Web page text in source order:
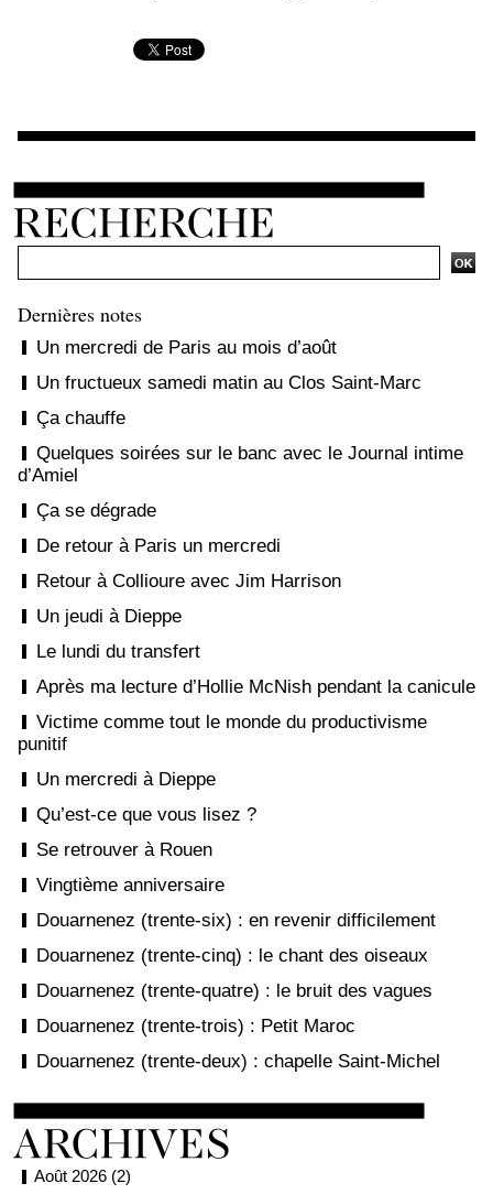
Dernières notes
Un mercredi de Paris au mois d’août
Un fructueux samedi matin au Clos Saint-Marc
Ça chauffe
Quelques soirées sur le banc avec le Journal intime
d’Amiel
Ça se dégrade
De retour à Paris un mercredi
Retour à Collioure avec Jim Harrison
Un jeudi à Dieppe
Le lundi du transfert
Après ma lecture d’Hollie McNish pendant la canicule
Victime comme tout le monde du productivisme
punitif
Un mercredi à Dieppe
Qu’est-ce que vous lisez ?
Se retrouver à Rouen
Vingtième anniversaire
Douarnenez (trente-six) : en revenir difficilement
Douarnenez (trente-cinq) : le chant des oiseaux
Douarnenez (trente-quatre) : le bruit des vagues
Douarnenez (trente-trois) : Petit Maroc
Douarnenez (trente-deux) : chapelle Saint-Michel
Août 2026 (2)